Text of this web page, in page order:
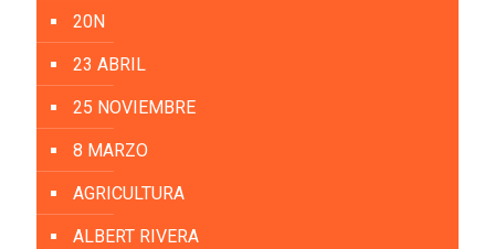
20N
23 ABRIL
25 NOVIEMBRE
8 MARZO
AGRICULTURA
ALBERT RIVERA